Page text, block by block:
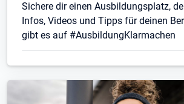
Sichere dir einen Ausbildungsplatz,
Infos, Videos und Tipps für deinen
gibt es auf #AusbildungKlarmachen